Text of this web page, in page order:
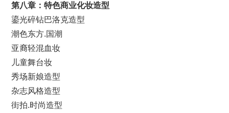
第八章：特色商业化妆造型
鎏光碎钻巴洛克造型
潮色东方.国潮
亚裔轻混血妆
儿童舞台妆
秀场新娘造型
杂志风格造型
街拍.时尚造型